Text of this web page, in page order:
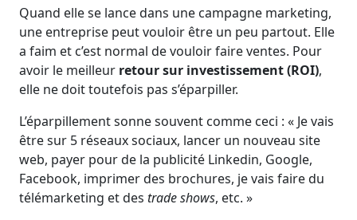
Quand elle se lance dans une campagne marketing,
une entreprise peut vouloir être un peu partout. Elle
a faim et c’est normal de vouloir faire ventes. Pour
avoir le meilleur retour sur investissement (ROI),
elle ne doit toutefois pas s’éparpiller.
L’éparpillement sonne souvent comme ceci : « Je vais
être sur 5 réseaux sociaux, lancer un nouveau site
web, payer pour de la publicité Linkedin, Google,
Facebook, imprimer des brochures, je vais faire du
télémarketing et des trade shows, etc. »